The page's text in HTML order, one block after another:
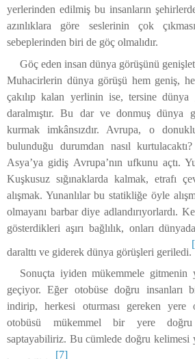
yerlerinden edilmiş bu insanların
azınlıklara göre seslerinin çok
sebeplerinden biri de göç olmalıdır.
Göç eden insan dünya görüşünü
Muhacirlerin dünya görüşü hem geniş,
çakılıp kalan yerlinin ise, tersine dünya
daralmıştır. Bu dar ve donmuş dünya
kurmak imkânsızdır. Avrupa, o
bulunduğu durumdan nasıl
Asya’ya gidiş Avrupa’nın ufkunu açtı.
Kuşkusuz sığınaklarda kalmak, etrafı
alışmak. Yunanlılar bu statikliğe öyle
olmayanı barbar diye adlandırıyorlardı.
gösterdikleri aşırı bağlılık, onları
daralttı ve giderek dünya görüşleri geriledi.
Sonuçta iyiden mükemmele gitmenin
geçiyor. Eğer otobüse doğru insanları
indirip, herkesi oturması gereken yere
otobüsü mükemmel bir yere doğru
saptayabiliriz. Bu cümlede doğru kelimesi
[7]